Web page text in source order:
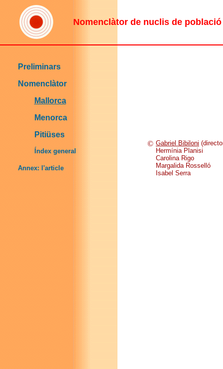
Nomenclàtor de nuclis de
Preliminars
Nomenclàtor
Mallorca
Menorca
Pitiüses
Índex general
Annex: l'article
© Gabriel Bibiloni
Hermínia Planisi
Carolina Rigo
Margalida Rosselló
Isabel Serra